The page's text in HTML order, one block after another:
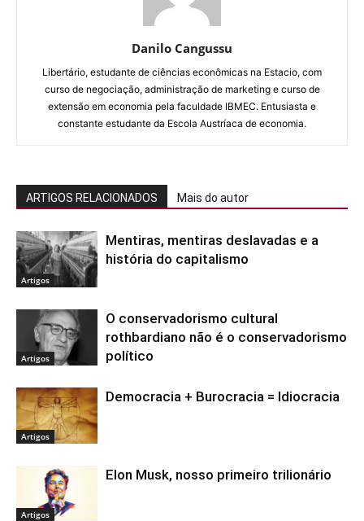
Danilo Cangussu
Libertário, estudante de ciências econômicas na Estacio, com
curso de negociação, administração de marketing e curso de
extensão em economia pela faculdade IBMEC. Entusiasta e
constante estudante da Escola Austríaca de economia.
ARTIGOS RELACIONADOS Mais do autor
Artigos
Mentiras, mentiras deslavadas e a
história do capitalismo
Artigos
O conservadorismo cultural
rothbardiano não é o conservadorismo
político
Artigos
Democracia + Burocracia = Idiocracia
Artigos
Elon Musk, nosso primeiro trilionário